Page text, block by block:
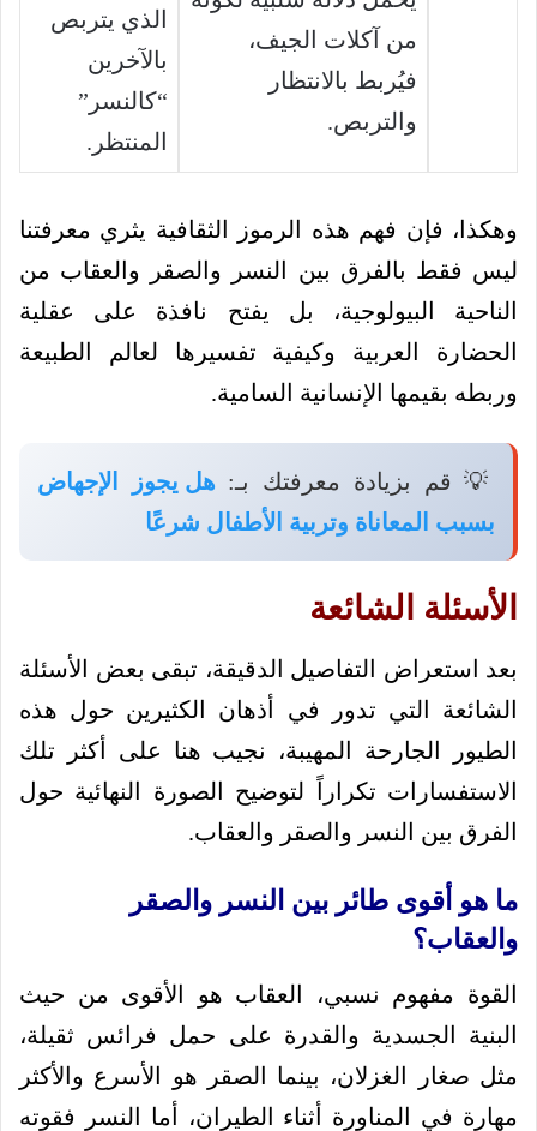
من آكلات الجيف،
فيُربط بالانتظار
والتربص.
الذي يتربص
بالآخرين
“كالنسر”
المنتظر.
وهكذا، فإن فهم هذه الرموز الثقافية يثري معرفتنا
ليس فقط بالفرق بين النسر والصقر والعقاب من
الناحية البيولوجية، بل يفتح نافذة على عقلية
الحضارة العربية وكيفية تفسيرها لعالم الطبيعة
وربطه بقيمها الإنسانية السامية.
💡 قم بزيادة معرفتك بـ:هل يجوز الإجهاض
بسبب المعاناة وتربية الأطفال شرعًا
الأسئلة الشائعة
بعد استعراض التفاصيل الدقيقة، تبقى بعض الأسئلة
الشائعة التي تدور في أذهان الكثيرين حول هذه
الطيور الجارحة المهيبة، نجيب هنا على أكثر تلك
الاستفسارات تكراراً لتوضيح الصورة النهائية حول
الفرق بين النسر والصقر والعقاب.
ما هو أقوى طائر بين النسر والصقر
والعقاب؟
القوة مفهوم نسبي، العقاب هو الأقوى من حيث
البنية الجسدية والقدرة على حمل فرائس ثقيلة،
مثل صغار الغزلان، بينما الصقر هو الأسرع والأكثر
مهارة في المناورة أثناء الطيران، أما النسر فقوته